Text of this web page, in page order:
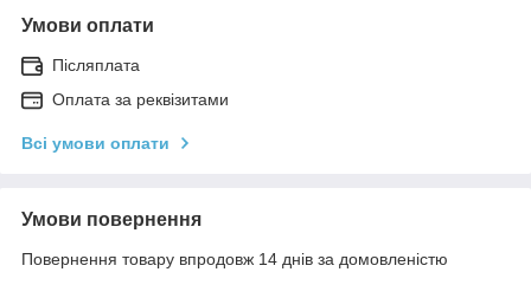
Умови оплати
Післяплата
Оплата за реквізитами
Всі умови оплати
Умови повернення
Повернення товару впродовж 14 днів за домовленістю